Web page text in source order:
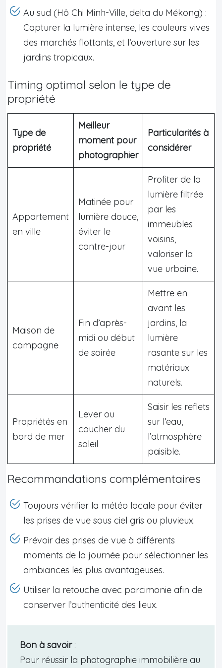
Au sud (Hô Chi Minh-Ville, delta du Mékong) :
Capturer la lumière intense, les couleurs vives
des marchés flottants, et l’ouverture sur les
jardins tropicaux.
Timing optimal selon le type de
propriété
Type de
propriété
Meilleur
moment pour
photographier
Particularités à
considérer
Appartement
en ville
Matinée pour
lumière douce,
éviter le
contre-jour
Profiter de la
lumière filtrée
par les
immeubles
voisins,
valoriser la
vue urbaine.
Maison de
campagne
Fin d’après-
midi ou début
de soirée
Mettre en
avant les
jardins, la
lumière
rasante sur les
matériaux
naturels.
Propriétés en
bord de mer
Lever ou
coucher du
soleil
Saisir les reflets
sur l’eau,
l’atmosphère
paisible.
Recommandations complémentaires
Toujours vérifier la météo locale pour éviter
les prises de vue sous ciel gris ou pluvieux.
Prévoir des prises de vue à différents
moments de la journée pour sélectionner les
ambiances les plus avantageuses.
Utiliser la retouche avec parcimonie afin de
conserver l’authenticité des lieux.
Bon à savoir:
Pour réussir la photographie immobilière au